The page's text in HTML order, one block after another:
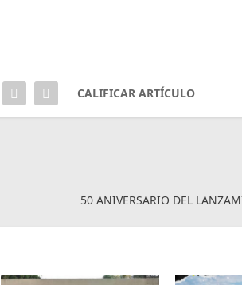
CALIFICAR ARTÍCULO
50 ANIVERSARIO DEL